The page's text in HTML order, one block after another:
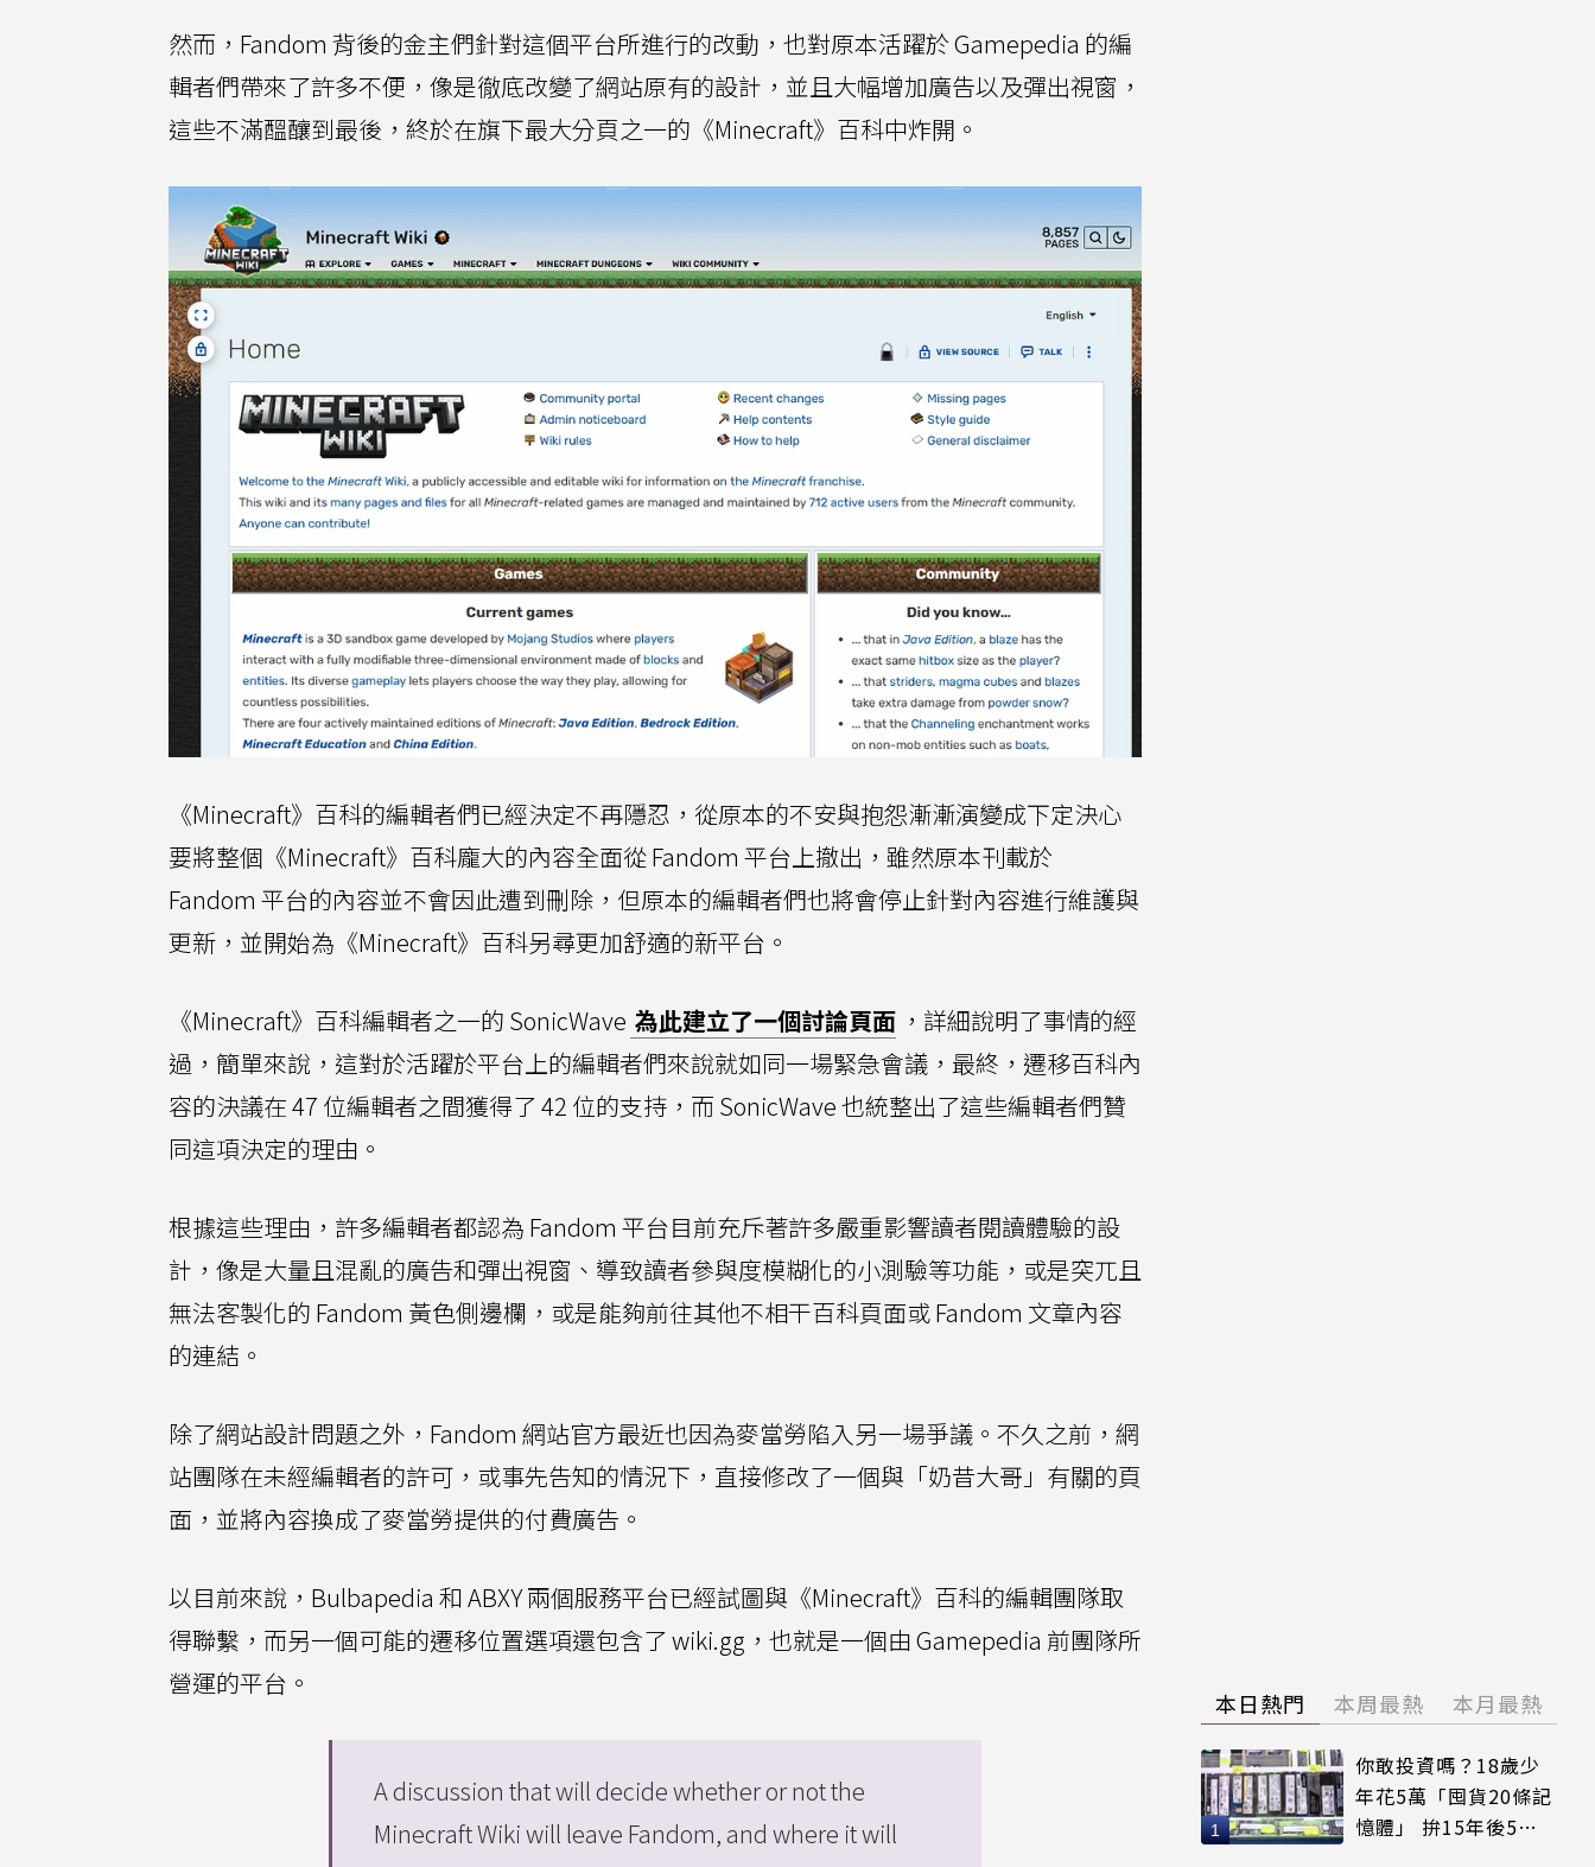
然而，Fandom 背後的金主們針對這個平台所進行的改動，也對原本活躍於 Gamepedia 的編
輯者們帶來了許多不便，像是徹底改變了網站原有的設計，並且大幅增加廣告以及彈出視窗，
這些不滿醞釀到最後，終於在旗下最大分頁之一的《Minecraft》百科中炸開。
《Minecraft》百科的編輯者們已經決定不再隱忍，從原本的不安與抱怨漸漸演變成下定決心
要將整個《Minecraft》百科龐大的內容全面從 Fandom 平台上撤出，雖然原本刊載於
Fandom 平台的內容並不會因此遭到刪除，但原本的編輯者們也將會停止針對內容進行維護與
更新，並開始為《Minecraft》百科另尋更加舒適的新平台。
《Minecraft》百科編輯者之一的 SonicWave 為此建立了一個討論頁面 ，詳細說明了事情的經
過，簡單來說，這對於活躍於平台上的編輯者們來說就如同一場緊急會議，最終，遷移百科內
容的決議在 47 位編輯者之間獲得了 42 位的支持，而 SonicWave 也統整出了這些編輯者們贊
同這項決定的理由。
根據這些理由，許多編輯者都認為 Fandom 平台目前充斥著許多嚴重影響讀者閱讀體驗的設
計，像是大量且混亂的廣告和彈出視窗、導致讀者參與度模糊化的小測驗等功能，或是突兀且
無法客製化的 Fandom 黃色側邊欄，或是能夠前往其他不相干百科頁面或 Fandom 文章內容
的連結。
除了網站設計問題之外，Fandom 網站官方最近也因為麥當勞陷入另一場爭議。不久之前，網
站團隊在未經編輯者的許可，或事先告知的情況下，直接修改了一個與「奶昔大哥」有關的頁
面，並將內容換成了麥當勞提供的付費廣告。
以目前來說，Bulbapedia 和 ABXY 兩個服務平台已經試圖與《Minecraft》百科的編輯團隊取
得聯繫，而另一個可能的遷移位置選項還包含了 wiki.gg，也就是一個由 Gamepedia 前團隊所
營運的平台。
A discussion that will decide whether or not the
Minecraft Wiki will leave Fandom, and where it will
本日熱門 本周最熱 本月最熱
你敢投資嗎？18歲少
年花5萬「囤貨20條記
憶體」 拚15年後5倍